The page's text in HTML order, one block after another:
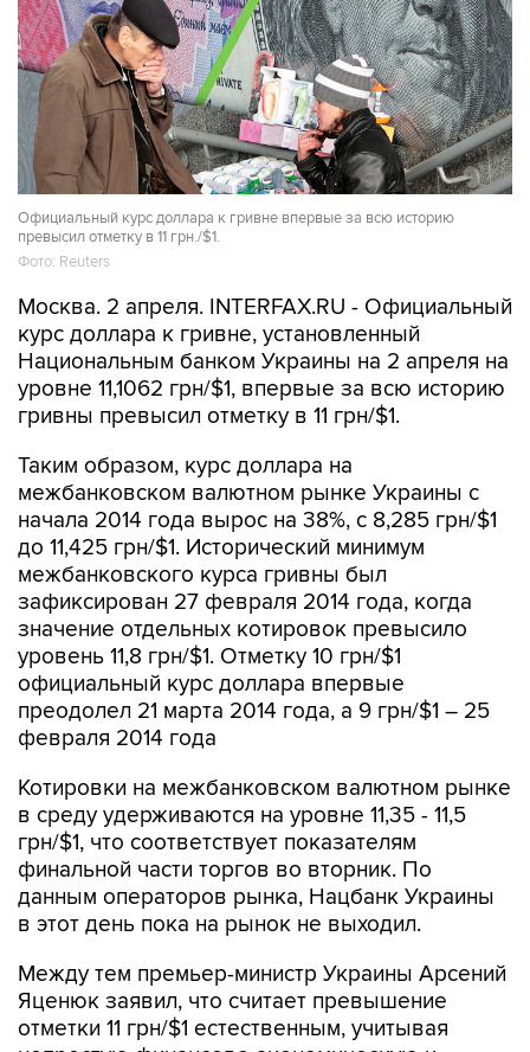
Официальный курс доллара к гривне впервые за всю историю
превысил отметку в 11 грн./$1.
Фото: Reuters
Москва. 2 апреля. INTERFAX.RU - Официальный
курс доллара к гривне, установленный
Национальным банком Украины на 2 апреля на
уровне 11,1062 грн/$1, впервые за всю историю
гривны превысил отметку в 11 грн/$1.
Таким образом, курс доллара на
межбанковском валютном рынке Украины с
начала 2014 года вырос на 38%, с 8,285 грн/$1
до 11,425 грн/$1. Исторический минимум
межбанковского курса гривны был
зафиксирован 27 февраля 2014 года, когда
значение отдельных котировок превысило
уровень 11,8 грн/$1. Отметку 10 грн/$1
официальный курс доллара впервые
преодолел 21 марта 2014 года, а 9 грн/$1 – 25
февраля 2014 года
Котировки на межбанковском валютном рынке
в среду удерживаются на уровне 11,35 - 11,5
грн/$1, что соответствует показателям
финальной части торгов во вторник. По
данным операторов рынка, Нацбанк Украины
в этот день пока на рынок не выходил.
Между тем премьер-министр Украины Арсений
Яценюк заявил, что считает превышение
отметки 11 грн/$1 естественным, учитывая